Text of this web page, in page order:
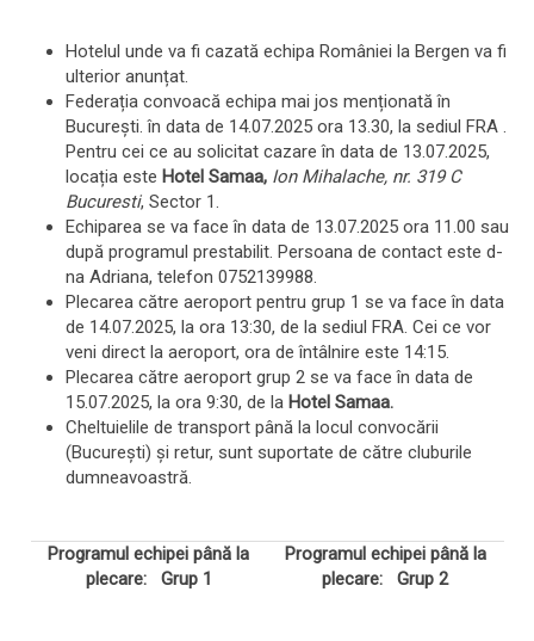
Hotelul unde va fi cazată echipa României la Bergen va fi
ulterior anunțat.
Federația convoacă echipa mai jos menționată în
București. în data de 14.07.2025 ora 13.30, la sediul FRA .
Pentru cei ce au solicitat cazare în data de 13.07.2025,
locația este Hotel Samaa, Ion Mihalache, nr. 319 C
Bucuresti, Sector 1.
Echiparea se va face în data de 13.07.2025 ora 11.00 sau
după programul prestabilit. Persoana de contact este d-
na Adriana, telefon 0752139988.
Plecarea către aeroport pentru grup 1 se va face în data
de 14.07.2025, la ora 13:30, de la sediul FRA. Cei ce vor
veni direct la aeroport, ora de întâlnire este 14:15.
Plecarea către aeroport grup 2 se va face în data de
15.07.2025, la ora 9:30, de la Hotel Samaa.
Cheltuielile de transport până la locul convocării
(București) și retur, sunt suportate de către cluburile
dumneavoastră.
Programul echipei până la
plecare: Grup 1
Programul echipei până la
plecare: Grup 2